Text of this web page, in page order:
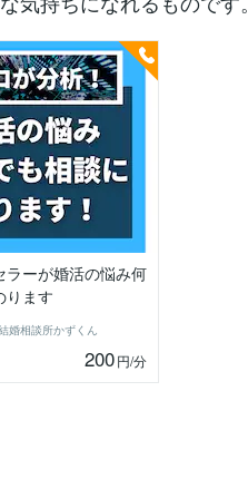
ラーが婚活の悩み何
ります
婚相談所かずくん
200円/分